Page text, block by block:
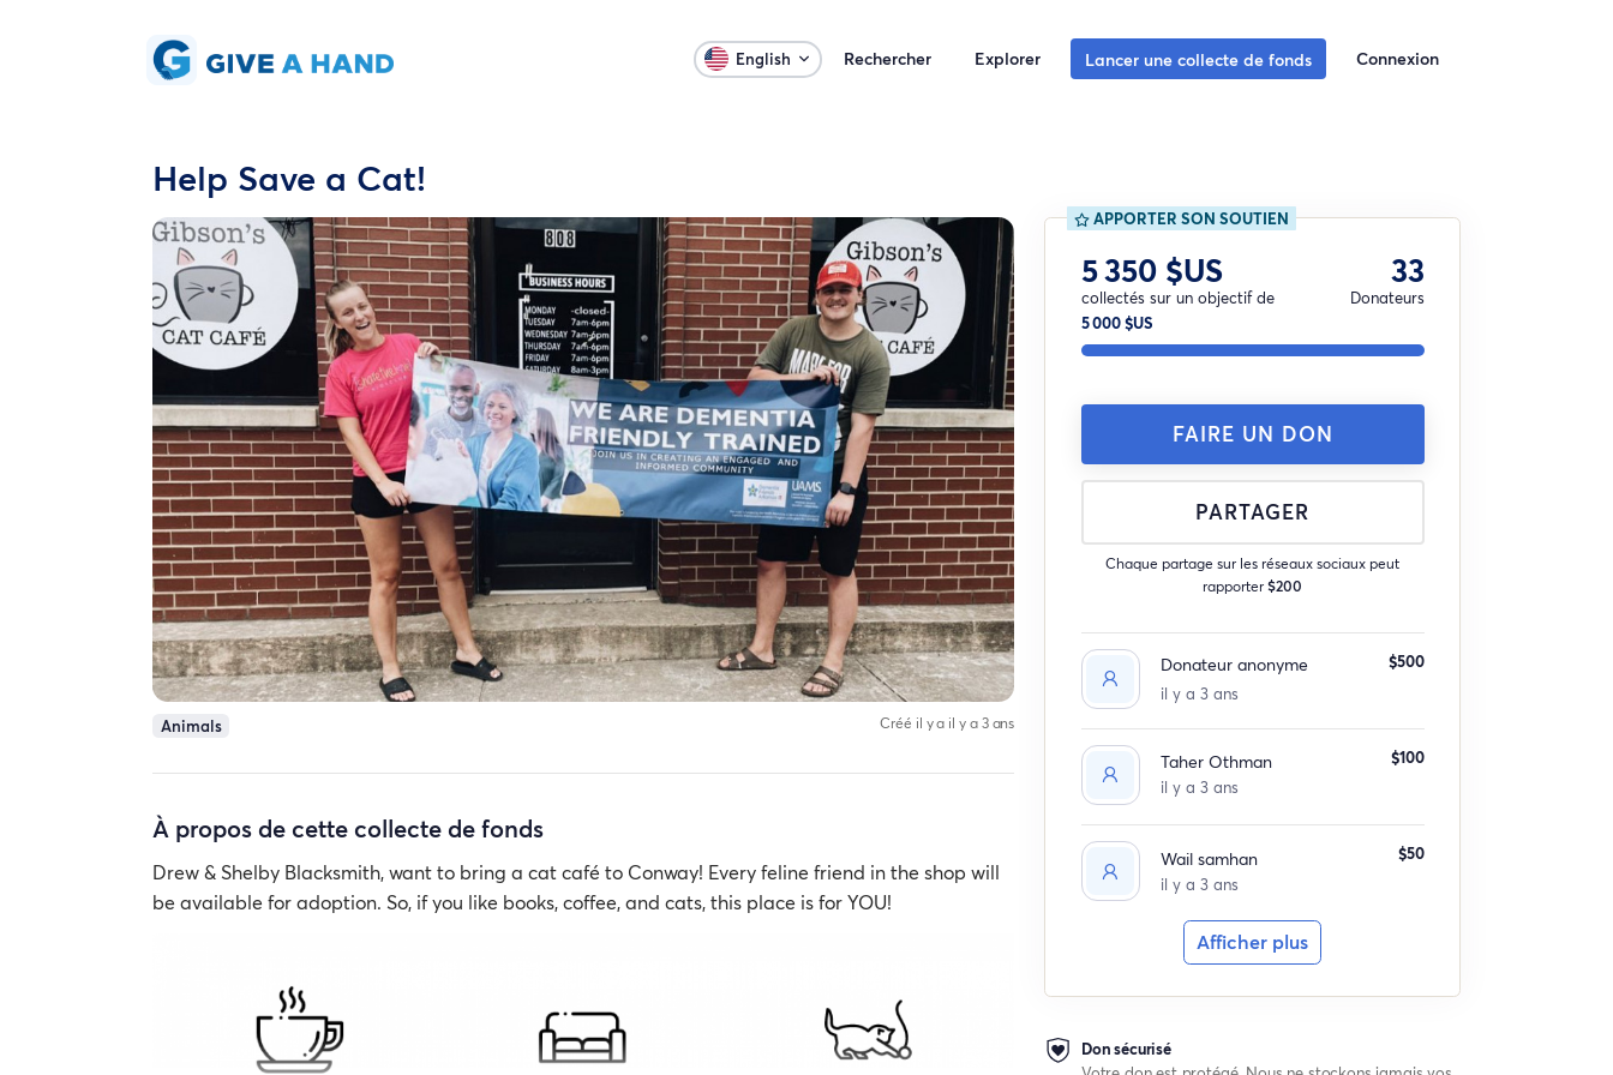
English Rechercher Explorer Lancer une collecte de fonds Connexion
Help Save a Cat!
Animals Créé il y a il y a 3 ans
À propos de cette collecte de fonds
Drew & Shelby Blacksmith, want to bring a cat café to Conway! Every feline friend in the shop will
be available for adoption. So, if you like books, coffee, and cats, this place is for YOU!
APPORTER SON SOUTIEN
5 350 $US
collectés sur un objectif de
5 000 $US
33
Donateurs
FAIRE UN DON
PARTAGER
Chaque partage sur les réseaux sociaux peut
rapporter$200
Donateur anonyme
il y a 3 ans
$500
Taher Othman
il y a 3 ans
$100
Wail samhan
il y a 3 ans
$50
Afficher plus
Don sécurisé